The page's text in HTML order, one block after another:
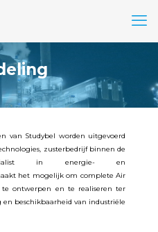
van Studybel worden uitgevoerd
zusterbedrijf binnen de
in energie- en
het mogelijk om complete Air
te ontwerpen en te realiseren ter
beschikbaarheid van industriële